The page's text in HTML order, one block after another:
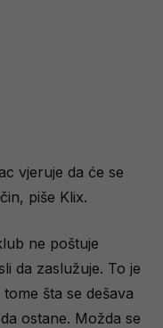
vjeruje da će se
piše Klix.
ne poštuje
da zaslužuje. To je
šta se dešava
ostane. Možda se